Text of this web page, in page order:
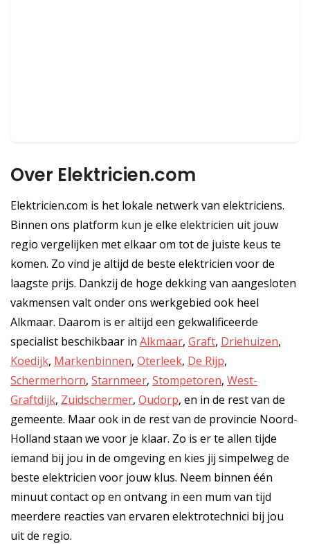
Over Elektricien.com
Elektricien.com is het lokale netwerk van elektriciens.
Binnen ons platform kun je elke elektricien uit jouw
regio vergelijken met elkaar om tot de juiste keus te
komen. Zo vind je altijd de beste elektricien voor de
laagste prijs. Dankzij de hoge dekking van aangesloten
vakmensen valt onder ons werkgebied ook heel
Alkmaar. Daarom is er altijd een gekwalificeerde
specialist beschikbaar in Alkmaar, Graft, Driehuizen,
Koedijk, Markenbinnen, Oterleek, De Rijp,
Schermerhorn, Starnmeer, Stompetoren, West-
Graftdijk, Zuidschermer, Oudorp, en in de rest van de
gemeente. Maar ook in de rest van de provincie Noord-
Holland staan we voor je klaar. Zo is er te allen tijde
iemand bij jou in de omgeving en kies jij simpelweg de
beste elektricien voor jouw klus. Neem binnen één
minuut contact op en ontvang in een mum van tijd
meerdere reacties van ervaren elektrotechnici bij jou
uit de regio.